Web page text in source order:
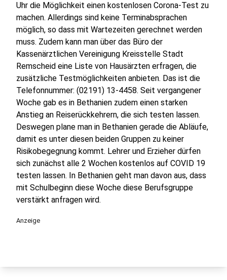
Uhr die Möglichkeit einen kostenlosen Corona-Test zu
machen. Allerdings sind keine Terminabsprachen
möglich, so dass mit Wartezeiten gerechnet werden
muss. Zudem kann man über das Büro der
Kassenärztlichen Vereinigung Kreisstelle Stadt
Remscheid eine Liste von Hausärzten erfragen, die
zusätzliche Testmöglichkeiten anbieten. Das ist die
Telefonnummer: (02191) 13-4458. Seit vergangener
Woche gab es in Bethanien zudem einen starken
Anstieg an Reiserückkehrern, die sich testen lassen.
Deswegen plane man in Bethanien gerade die Abläufe,
damit es unter diesen beiden Gruppen zu keiner
Risikobegegnung kommt. Lehrer und Erzieher dürfen
sich zunächst alle 2 Wochen kostenlos auf COVID 19
testen lassen. In Bethanien geht man davon aus, dass
mit Schulbeginn diese Woche diese Berufsgruppe
verstärkt anfragen wird.
Anzeige